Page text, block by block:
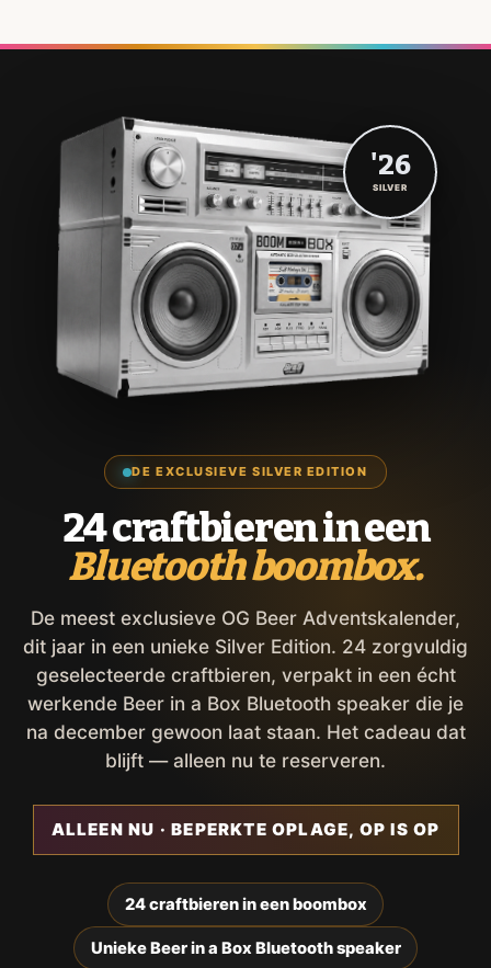
DE EXCLUSIEVE SILVER EDITION
24 craftbieren in een
Bluetooth boombox.
De meest exclusieve OG Beer Adventskalender,
dit jaar in een unieke Silver Edition. 24 zorgvuldig
geselecteerde craftbieren, verpakt in een écht
werkende Beer in a Box Bluetooth speaker die je
na december gewoon laat staan. Het cadeau dat
blijft — alleen nu te reserveren.
ALLEEN NU · BEPERKTE OPLAGE, OP IS OP
24 craftbieren in een boombox
Unieke Beer in a Box Bluetooth speaker
'26
SILVER